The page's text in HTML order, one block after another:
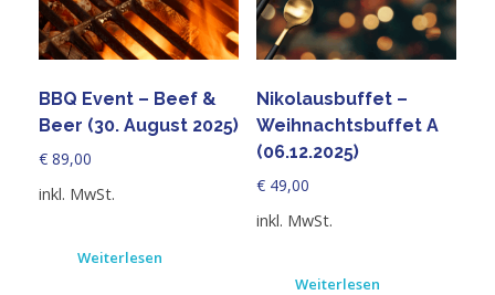
BBQ Event – Beef &
Beer (30. August 2025)
€ 89,00
inkl. MwSt.
Weiterlesen
Nikolausbuffet –
Weihnachtsbuffet A
(06.12.2025)
€49,00
inkl. MwSt.
Weiterlesen